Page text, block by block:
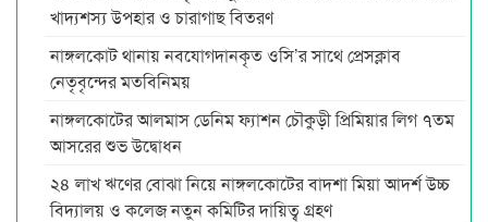
খাদ্যশস্য উপহার ও চারাগাছ বিতরণ
নাঙ্গলকোট থানায় নবযোগদানকৃত ওসি’র সাথে প্রেসক্লাব
নেতৃবৃন্দের মতবিনিময়
নাঙ্গলকোটের আলমাস ডেনিম ফ্যাশন চৌকুড়ী প্রিমিয়ার লিগ ৭তম
আসরের শুভ উদ্বোধন
২৪ লাখ ঋণের বোঝা নিয়ে নাঙ্গলকোটের বাদশা মিয়া আদর্শ উচ্চ
বিদ্যালয় ও কলেজ নতুন কমিটির দায়িত্ব গ্রহণ